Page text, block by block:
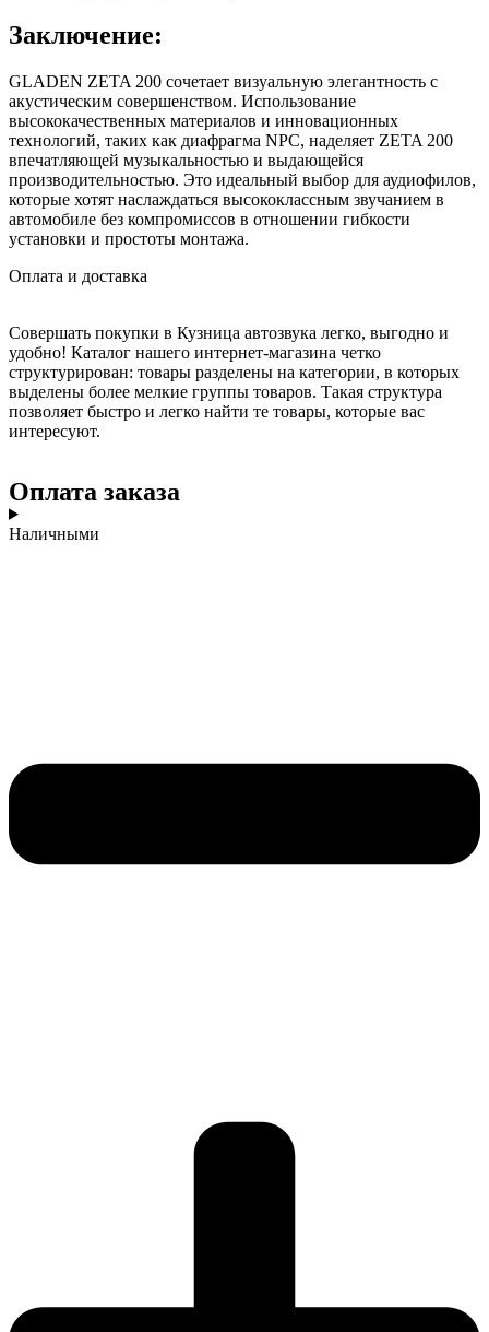
Заключение:
GLADEN ZETA 200 сочетает визуальную элегантность с
акустическим совершенством. Использование
высококачественных материалов и инновационных
технологий, таких как диафрагма NPC, наделяет ZETA 200
впечатляющей музыкальностью и выдающейся
производительностью. Это идеальный выбор для аудиофилов,
которые хотят наслаждаться высококлассным звучанием в
автомобиле без компромиссов в отношении гибкости
установки и простоты монтажа.
Оплата и доставка
Совершать покупки в Кузница автозвука легко, выгодно и
удобно! Каталог нашего интернет-магазина четко
структурирован: товары разделены на категории, в которых
выделены более мелкие группы товаров. Такая структура
позволяет быстро и легко найти те товары, которые вас
интересуют.
Оплата заказа
Наличными